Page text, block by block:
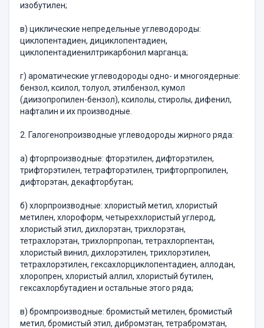
изобутилен;
в) циклические непредельные углеводороды:
циклопентадиен, дициклопентадиен,
циклопентадиенилтрикарбонил марганца;
г) ароматические углеводороды одно- и многоядерные:
бензол, ксилол, толуол, этилбензол, кумол
(диизопропилен-бензол), ксилолы, стиролы, дифенил,
нафталин и их производные.
2. Галогенопроизводные углеводороды жирного ряда:
а) фторпроизводные: фторэтилен, дифторэтилен,
трифторэтилен, тетрафторэтилен, трифторпропилен,
дифторэтан, декафторбутан;
б) хлорпроизводные: хлористый метил, хлористый
метилен, хлороформ, четыреххлористый углерод,
хлористый этил, дихлорэтан, трихлорэтан,
тетрахлорэтан, трихлорпропан, тетрахлорпентан,
хлористый винил, дихлорэтилен, трихлорэтилен,
тетрахлорэтилен, гексахлорциклопентадиен, аллодан,
хлоропрен, хлористый аллил, хлористый бутилен,
гексахлорбутадиен и остальные этого ряда;
в) бромпроизводные: бромистый метилен, бромистый
метил, бромистый этил, дибромэтан, тетрабромэтан,